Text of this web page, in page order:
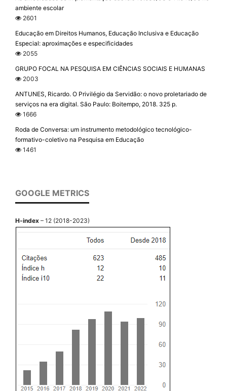
ambiente escolar
2601
Educação em Direitos Humanos, Educação Inclusiva e Educação
Especial: aproximações e especificidades
2055
GRUPO FOCAL NA PESQUISA EM CIÊNCIAS SOCIAIS E HUMANAS
2003
ANTUNES, Ricardo. O Privilégio da Servidão: o novo proletariado de
serviços na era digital. São Paulo: Boitempo, 2018. 325 p.
1666
Roda de Conversa: um instrumento metodológico tecnológico-
formativo-coletivo na Pesquisa em Educação
1461
GOOGLE METRICS
H-index – 12 (2018-2023)